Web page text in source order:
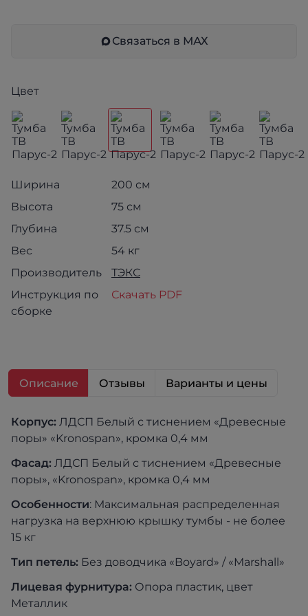
Связаться в МАХ
Цвет
Ширина
200 см
Высота
75 см
Глубина
37.5 см
Вес
54 кг
Производитель
ТЭКС
Инструкция по
сборке
Скачать PDF
Описание Отзывы Варианты и цены
Корпус: ЛДСП Белый с тиснением «Древесные
поры» «Kronospan», кромка 0,4 мм
Фасад: ЛДСП Белый с тиснением «Древесные
поры», «Kronospan», кромка 0,4 мм
Особенности: Максимальная распределенная
нагрузка на верхнюю крышку тумбы - не более
15 кг
Тип петель: Без доводчика «Boyard» / «Marshall»
Лицевая фурнитура: Опора пластик, цвет
Металлик